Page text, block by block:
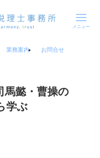
メニュー
業務案内 お問合せ
馬懿・曹操の
学ぶ